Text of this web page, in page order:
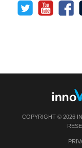
COPYRIGHT © 2026